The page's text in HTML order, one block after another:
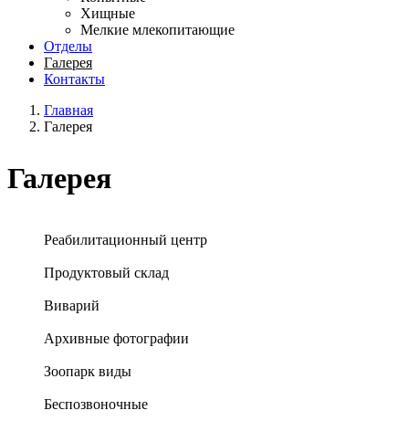
Хищные
Мелкие млекопитающие
Отделы
Галерея
Контакты
Главная
Галерея
Галерея
Реабилитационный центр
Продуктовый склад
Виварий
Архивные фотографии
Зоопарк виды
Беспозвоночные